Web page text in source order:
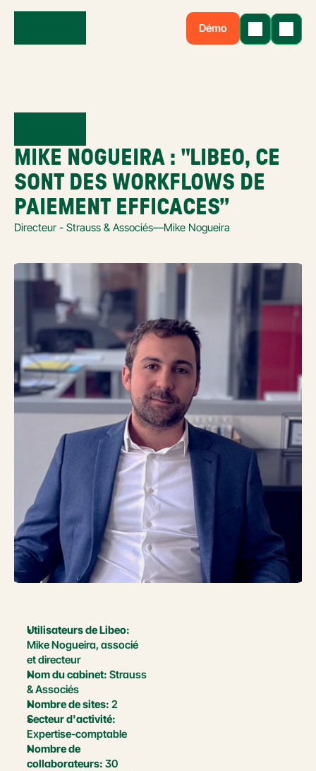
Démo
MIKE NOGUEIRA : "LIBEO, CE
SONT DES WORKFLOWS DE
PAIEMENT EFFICACES”
Directeur - Strauss & Associés—Mike Nogueira
Utilisateurs de Libeo:
Mike Nogueira, associé
et directeur
Nom du cabinet: Strauss
& Associés
Nombre de sites: 2
Secteur d'activité:
Expertise-comptable
Nombre de
collaborateurs: 30